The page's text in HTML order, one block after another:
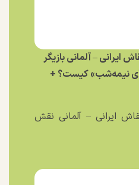
ایرانی – آلمانی بازیگر
نیمه‌شب» کیست؟ +
ایرانی – آلمانی نقش